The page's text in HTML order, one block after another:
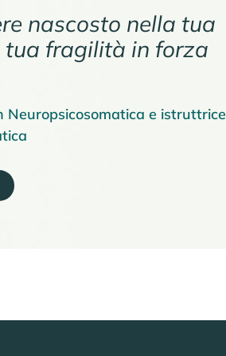
nascosto nella tua
fragilità in forza
Neuropsicosomatica e istruttrice